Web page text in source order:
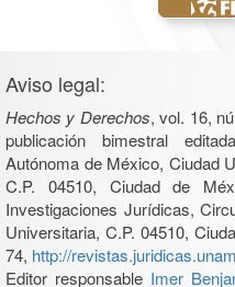
Aviso legal:
Hechos y Derechos, vol. 16,
publicación bimestral
Autónoma de México, Ciudad
C.P. 04510, Ciudad de
Investigaciones Jurídicas,
Universitaria, C.P. 04510,
74, http://
Editor responsable Imer